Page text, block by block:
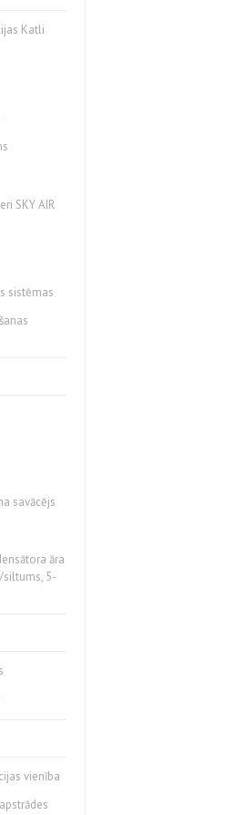
Katli
SKY AIR
sistēmas
savācējs
āra
siltums, 5-
vienība